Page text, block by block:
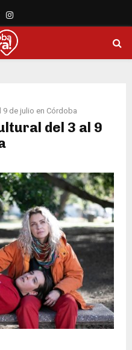
Instagram
9 de julio en Córdoba
del 3 al 9